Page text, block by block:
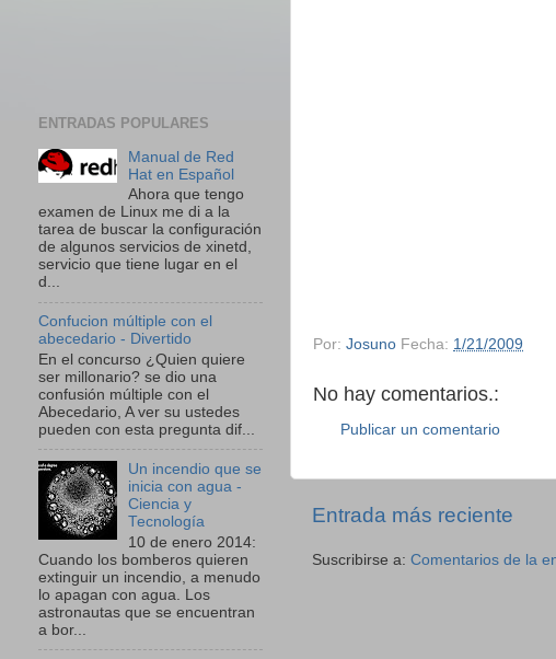
Por: Josuno Fecha: 1/21/2009
No hay comentarios.:
Publicar un comentario
Entrada más reciente
Suscribirse a: Comentarios de la
ENTRADAS POPULARES
Manual de Red
Hat en Español
Ahora que tengo
examen de Linux me di a la
tarea de buscar la configuración
de algunos servicios de xinetd,
servicio que tiene lugar en el
d...
Confucion múltiple con el
abecedario - Divertido
En el concurso ¿Quien quiere
ser millonario? se dio una
confusión múltiple con el
Abecedario, A ver su ustedes
pueden con esta pregunta dif...
Un incendio que se
inicia con agua -
Ciencia y
Tecnología
10 de enero 2014:
Cuando los bomberos quieren
extinguir un incendio, a menudo
lo apagan con agua. Los
astronautas que se encuentran
a bor...